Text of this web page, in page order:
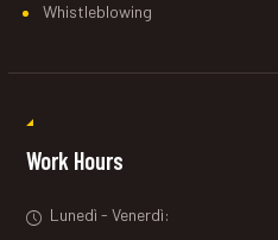
Whistleblowing
Work Hours
Lunedì - Venerdì: